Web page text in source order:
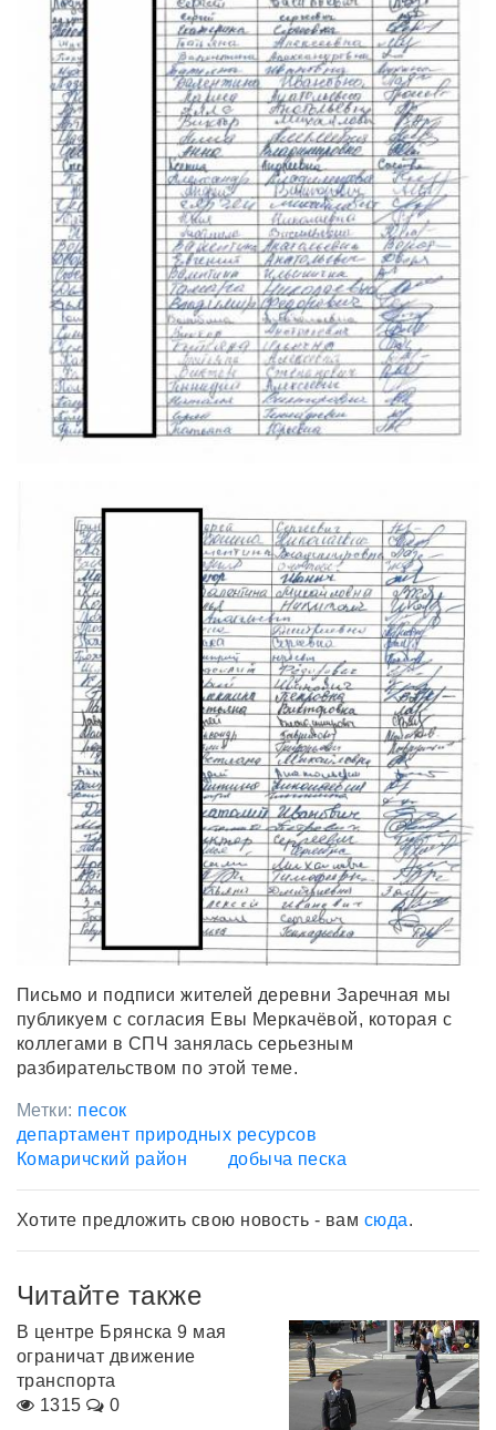
Письмо и подписи жителей деревни Заречная мы
публикуем с согласия Евы Меркачёвой, которая с
коллегами в СПЧ занялась серьезным
разбирательством по этой теме.
Метки: песок
департамент природных ресурсов
Комаричский район
добыча песка
Хотите предложить свою новость - вам сюда.
Читайте также
В центре Брянска 9 мая
ограничат движение
транспорта
1315
0